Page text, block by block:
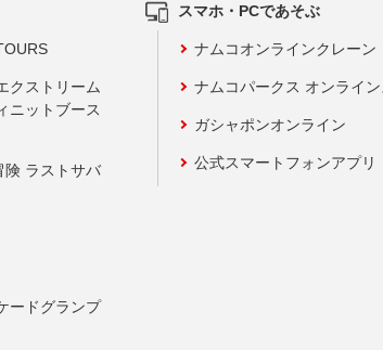
クストリーム
ニットブース
険 ラストサバ
ードグランプ
スマホ・PCであそぶ
ナムコオンラインクレーン
ナムコパークス オンライ
ガシャポンオンライン
公式スマートフォンアプリ